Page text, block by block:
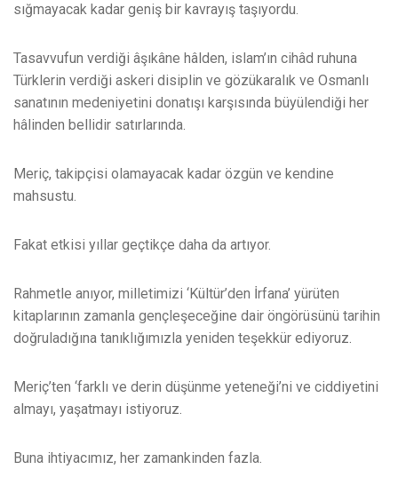
sığmayacak kadar geniş bir kavrayış taşıyordu.
Tasavvufun verdiği âşıkâne hâlden, islam’ın cihâd ruhuna
Türklerin verdiği askeri disiplin ve gözükaralık ve Osmanlı
sanatının medeniyetini donatışı karşısında büyülendiği her
hâlinden bellidir satırlarında.
Meriç, takipçisi olamayacak kadar özgün ve kendine
mahsustu.
Fakat etkisi yıllar geçtikçe daha da artıyor.
Rahmetle anıyor, milletimizi ‘Kültür’den İrfana’ yürüten
kitaplarının zamanla gençleşeceğine dair öngörüsünü tarihin
doğruladığına tanıklığımızla yeniden teşekkür ediyoruz.
Meriç’ten ‘farklı ve derin düşünme yeteneği’ni ve ciddiyetini
almayı, yaşatmayı istiyoruz.
Buna ihtiyacımız, her zamankinden fazla.